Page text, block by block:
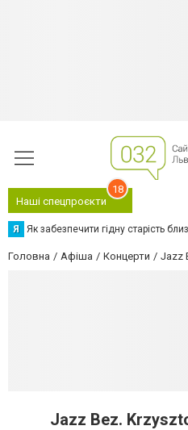
Наші спецпроєкти
18
Я Як забезпечити гідну старість
Головна Афіша Концерти Jazz
Jazz Bez.